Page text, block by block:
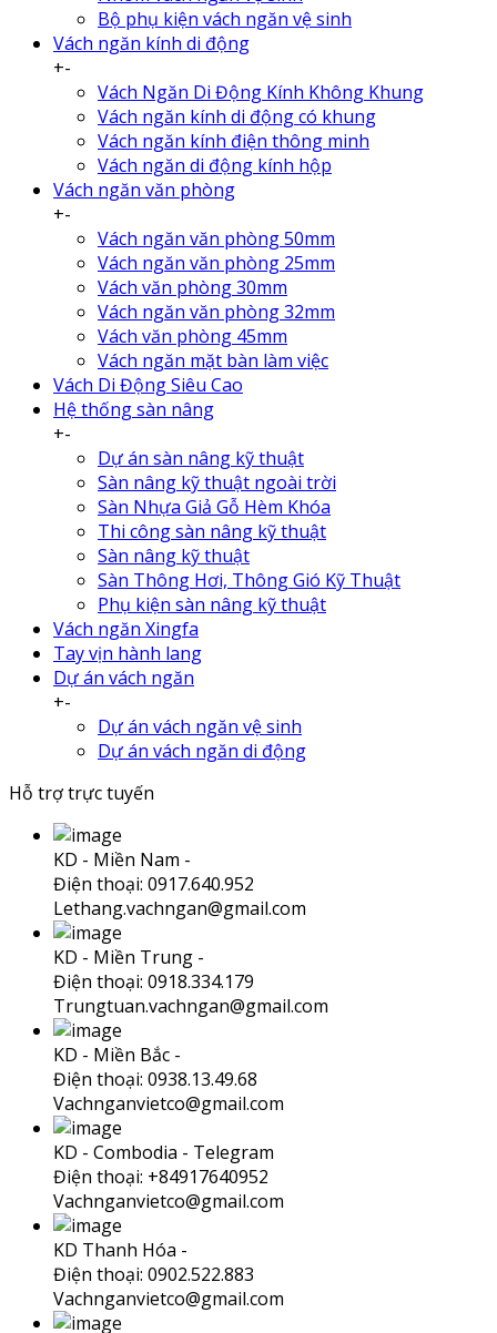
Bộ phụ kiện vách ngăn vệ sinh
Vách ngăn kính di động
+-
Vách Ngăn Di Động Kính Không Khung
Vách ngăn kính di động có khung
Vách ngăn kính điện thông minh
Vách ngăn di động kính hộp
Vách ngăn văn phòng
+-
Vách ngăn văn phòng 50mm
Vách ngăn văn phòng 25mm
Vách văn phòng 30mm
Vách ngăn văn phòng 32mm
Vách văn phòng 45mm
Vách ngăn mặt bàn làm việc
Vách Di Động Siêu Cao
Hệ thống sàn nâng
+-
Dự án sàn nâng kỹ thuật
Sàn nâng kỹ thuật ngoài trời
Sàn Nhựa Giả Gỗ Hèm Khóa
Thi công sàn nâng kỹ thuật
Sàn nâng kỹ thuật
Sàn Thông Hơi, Thông Gió Kỹ Thuật
Phụ kiện sàn nâng kỹ thuật
Vách ngăn Xingfa
Tay vịn hành lang
Dự án vách ngăn
+-
Dự án vách ngăn vệ sinh
Dự án vách ngăn di động
Hỗ trợ trực tuyến
KD - Miền Nam -
Điện thoại: 0917.640.952
Lethang.vachngan@gmail.com
KD - Miền Trung -
Điện thoại: 0918.334.179
Trungtuan.vachngan@gmail.com
KD - Miền Bắc -
Điện thoại: 0938.13.49.68
Vachnganvietco@gmail.com
KD - Combodia - Telegram
Điện thoại: +84917640952
Vachnganvietco@gmail.com
KD Thanh Hóa -
Điện thoại: 0902.522.883
Vachnganvietco@gmail.com